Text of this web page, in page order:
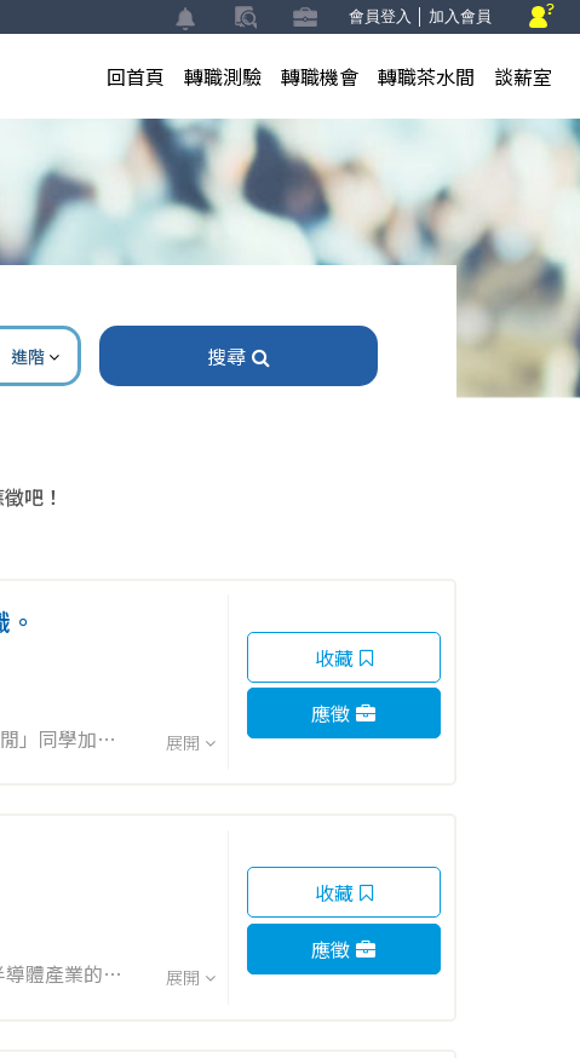
會員登入 加入會員
回首頁 轉職測驗 轉職機會 轉職茶水間 談薪室
進階 搜尋
吧！
展開
收藏
應徵
體產業的領
展開
收藏
應徵